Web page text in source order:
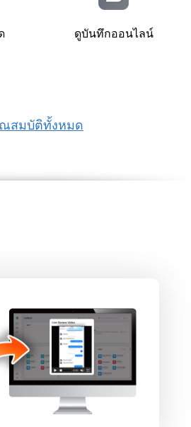
ดูบันทึกออนไลน์
สมบัติทั้งหมด